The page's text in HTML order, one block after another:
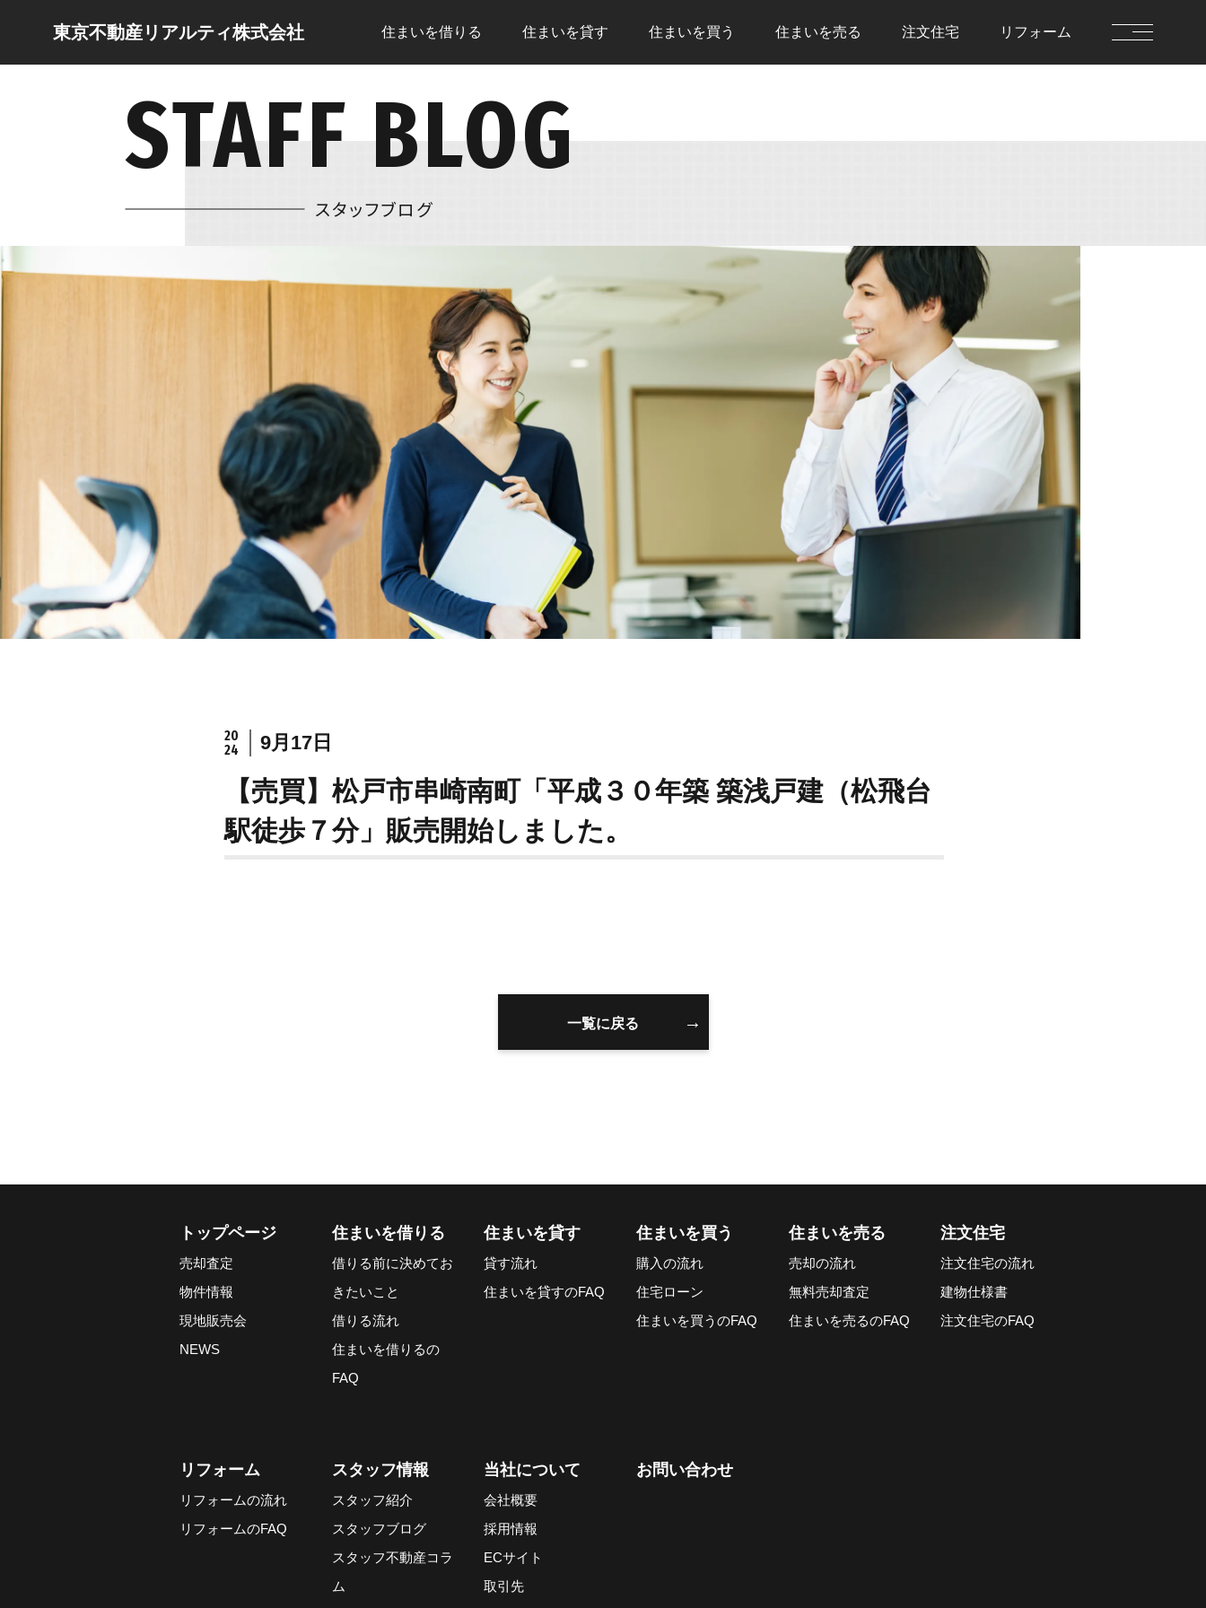
東京不動産リアルティ株式会社 住まいを借りる 住まいを貸す 住まいを買う 住まいを売る 注文住宅 リフォーム
トップページ
売却査定
物件情報
住まいを買う
購入の流れ
住宅ローン
住まいを買うのFAQ
住まいを売る
無料売却査定
住まいを売るのFAQ
注文住宅
注文住宅の流れ
建物仕様書
注文住宅のFAQ
リフォーム
リフォームの流れ
リフォームのFAQ
スタッフ情報
スタッフ紹介
スタッフブログ
スタッフ不動産コラム
当社について
会社概要
採用情報
いて
住まいを借りる
住まいを貸す
住まいを買う
リフォーム
STAFF BLOG
スタッフブログ
20
24
9月17日
【売買】松戸市串崎南町「平成３０年築 築浅戸建（松飛台
駅徒歩７分」販売開始しました。
一覧に戻る
トップページ
売却査定
物件情報
現地販売会
NEWS
住まいを借りる
借りる前に決めてお
きたいこと
借りる流れ
住まいを借りるの
FAQ
住まいを貸す
貸す流れ
住まいを貸すのFAQ
住まいを買う
購入の流れ
住宅ローン
住まいを買うのFAQ
住まいを売る
売却の流れ
無料売却査定
住まいを売るのFAQ
注文住宅
注文住宅の流れ
建物仕様書
注文住宅のFAQ
リフォーム
リフォームの流れ
リフォームのFAQ
スタッフ情報
スタッフ紹介
スタッフブログ
スタッフ不動産コラ
ム
当社について
会社概要
採用情報
ECサイト
取引先
お問い合わせ